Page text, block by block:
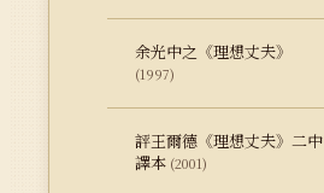
余光中之《理想丈夫》
(1997)
評王爾德《理想丈夫》二中
譯本 (2001)